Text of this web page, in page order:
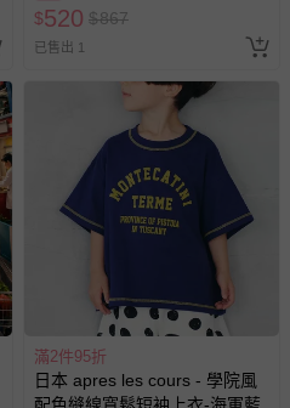
$520 $867
已售出 1
滿2件95折
日本 apres les cours - 學院風
配色縫線寬鬆短袖上衣-海軍藍